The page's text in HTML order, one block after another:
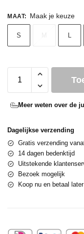
MAAT: Maak je keuze
S L
Meer weten over de
Dagelijkse verzending
Gratis verzending
14 dagen bedenktijd
Uitstekende
Bezoek mogelijk
Koop nu en betaal later